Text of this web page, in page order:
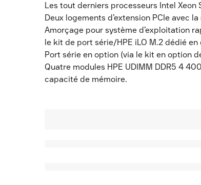
Les tout derniers processeurs Intel
Deux logements d’extension PCIe avec
Amorçage pour système d’exploitation
le kit de port série/HPE iLO M.2 dédié en
Port série en option (via le kit en option
Quatre modules HPE UDIMM DDR5 4
capacité de mémoire.